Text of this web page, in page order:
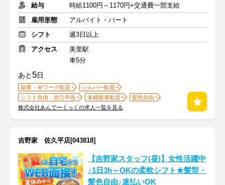
給与
時給1100円～1170円+交通費一部支給
雇用形態
アルバイト・パート
シフト
週3日以上
アクセス
美里駅
車5分
あと 5日
副業・Ｗワーク歓迎
シルバー歓迎
シフト自由・自己申告
未経験者歓迎
髪色自由
株式会社あんでーくっくの求人一覧を見る
吉野家 佐久平店[043818]
【吉野家スタッフ(昼)】女性活躍中
♪1日3h～OKの柔軟シフト★髪型・
髪色自由♪速払いOK